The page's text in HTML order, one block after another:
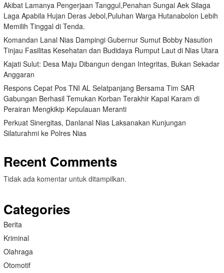
Akibat Lamanya Pengerjaan Tanggul,Penahan Sungai Aek Silaga
Laga Apabila Hujan Deras Jebol,Puluhan Warga Hutanabolon Lebih
Memilih Tinggal di Tenda.
Komandan Lanal Nias Dampingi Gubernur Sumut Bobby Nasution
Tinjau Fasilitas Kesehatan dan Budidaya Rumput Laut di Nias Utara
Kajati Sulut: Desa Maju Dibangun dengan Integritas, Bukan Sekadar
Anggaran
Respons Cepat Pos TNI AL Selatpanjang Bersama Tim SAR
Gabungan Berhasil Temukan Korban Terakhir Kapal Karam di
Perairan Mengkikip Kepulauan Meranti
Perkuat Sinergitas, Danlanal Nias Laksanakan Kunjungan
Silaturahmi ke Polres Nias
Recent Comments
Tidak ada komentar untuk ditampilkan.
Categories
Berita
Kriminal
Olahraga
Otomotif